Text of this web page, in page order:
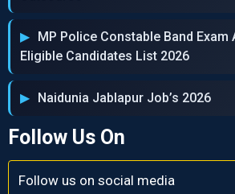
MP Police Constable Band Exam
Eligible Candidates List 2026
Naidunia Jablapur Job’s 2026
Follow Us On
Follow us on social media